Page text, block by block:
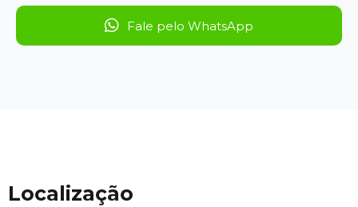
Fale pelo WhatsApp
Localização